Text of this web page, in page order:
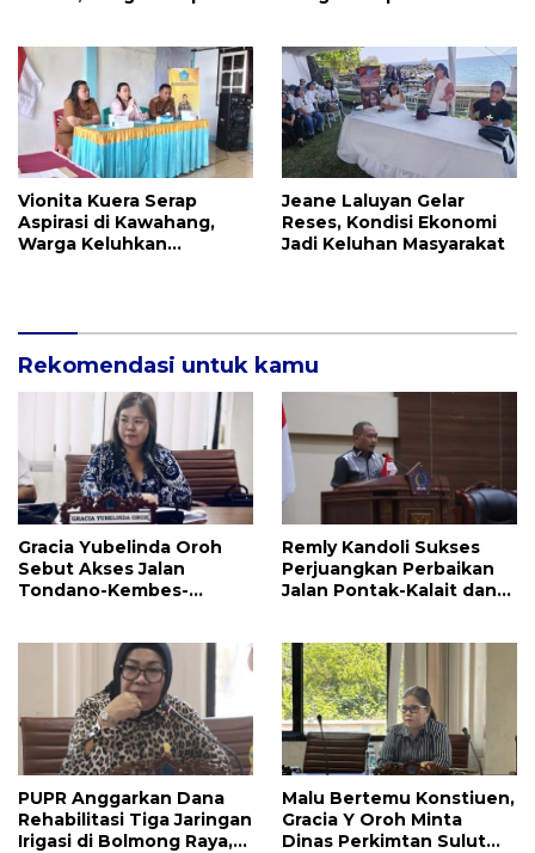
Vionita Kuera Serap
Aspirasi di Kawahang,
Warga Keluhkan
Jeane Laluyan Gelar
Reses, Kondisi Ekonomi
Jadi Keluhan Masyarakat
Rekomendasi untuk kamu
Gracia Yubelinda Oroh
Sebut Akses Jalan
Tondano-Kembes-
Remly Kandoli Sukses
Perjuangkan Perbaikan
Jalan Pontak-Kalait dan
PUPR Anggarkan Dana
Rehabilitasi Tiga Jaringan
Irigasi di Bolmong Raya,
Malu Bertemu Konstiuen,
Gracia Y Oroh Minta
Dinas Perkimtan Sulut